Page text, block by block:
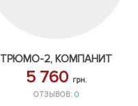
ТРЮМО-2, КОМПАНИТ
5 760 грн.
ОТЗЫВОВ:0